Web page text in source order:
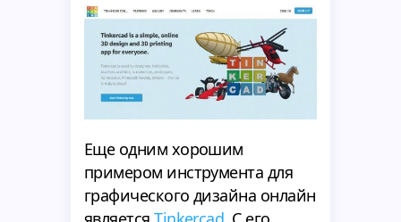
Еще одним хорошим
примером инструмента для
графического дизайна онлайн